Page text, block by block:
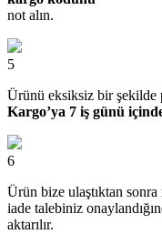
not alın.
5
Ürünü eksiksiz bir şekilde
Kargo’ya 7 iş günü
6
Ürün bize ulaştıktan
iade talebiniz
aktarılır.